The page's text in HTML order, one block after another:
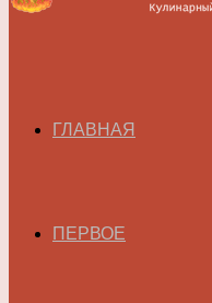
ГЛАВНАЯ
ПЕРВОЕ